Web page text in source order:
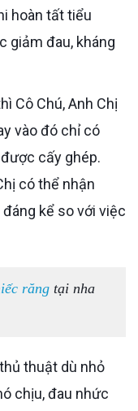
hoàn tất tiểu
giảm đau, kháng
vào đó chỉ có
cấy ghép.
có thể nhận
kể so với việc
răng tại nha
chịu, đau nhức